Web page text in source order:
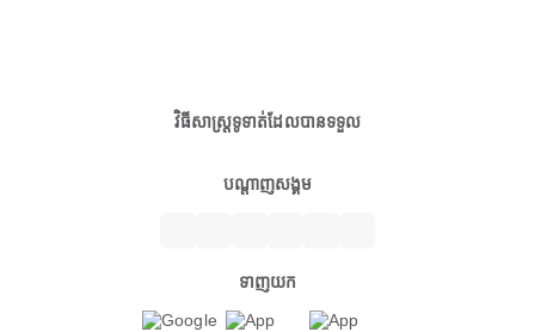
វិធីសាស្ត្រទូទាត់ដែលបានទទួល
បណ្តាញសង្គម
ទាញយក